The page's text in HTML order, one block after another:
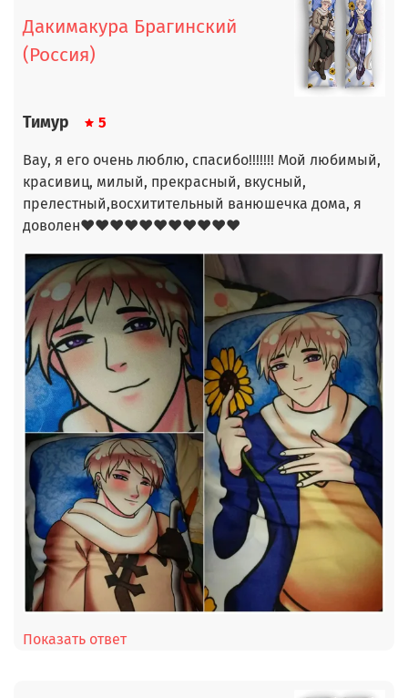
Дакимакура Брагинский
(Россия)
Тимур 5
Вау, я его очень люблю, спасибо!!!!!!! Мой любимый,
красивиц, милый, прекрасный, вкусный,
прелестный,восхитительный ванюшечка дома, я
доволен❤❤❤❤❤❤❤❤❤❤❤
Показать ответ